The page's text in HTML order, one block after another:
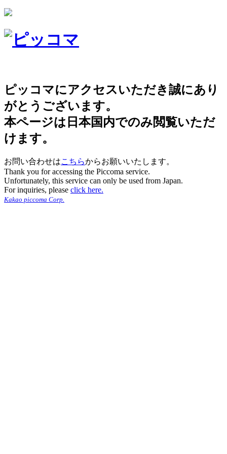
ピッコマにアクセスいただき誠にあり
がとうございます。
本ページは日本国内でのみ閲覧いただ
けます。
お問い合わせはこちらからお願いいたします。
Thank you for accessing the Piccoma service.
Unfortunately, this service can only be used from Japan.
For inquiries, please click here.
Kakao piccoma Corp.